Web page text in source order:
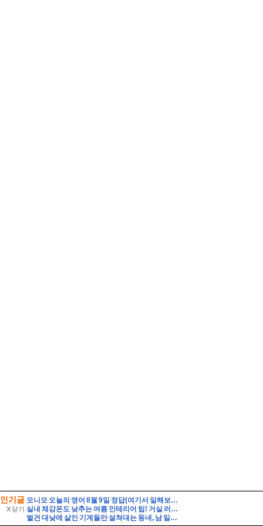
인기글
X 닫기
모니모 오늘의 영어 8월 9일 정답(여기서 일해보는 게 제 꿈이에요. 여기서 일하고 싶었어요. 승진하기를 바랍니다)
실내 체감온도 낮추는 여름 인테리어 팁! 거실 러그 라탄 인테리어소품 홈데코
벌건 대낮에 살인 기계들만 설쳐대는 동네, 남 일이 아닙니다